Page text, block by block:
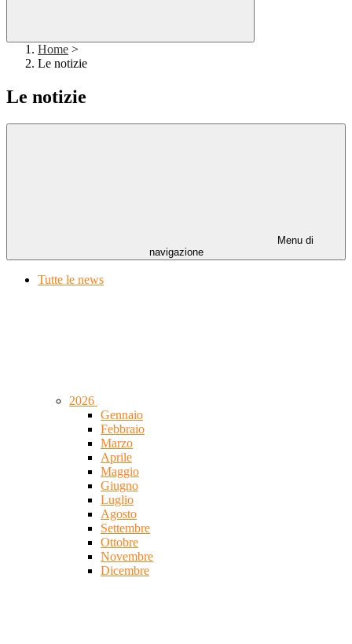
Home >
Le notizie
Le notizie
Menu di
navigazione
Tutte le news
2026
Gennaio
Febbraio
Marzo
Aprile
Maggio
Giugno
Luglio
Agosto
Settembre
Ottobre
Novembre
Dicembre